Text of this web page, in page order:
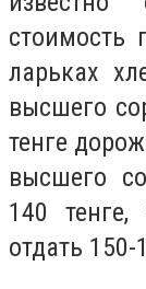
стоимость
ларьках
высшего
тенге
высшего
140
отдать 150-